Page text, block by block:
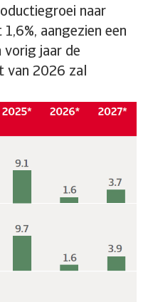
naar
aangezien een
vorig jaar de
van 2026 zal